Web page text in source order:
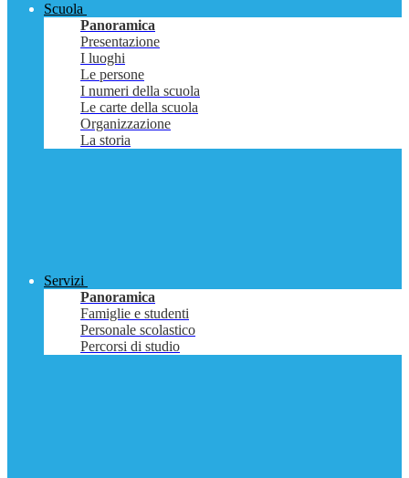
Scuola
Panoramica
Presentazione
I luoghi
Le persone
I numeri della scuola
Le carte della scuola
Organizzazione
La storia
Servizi
Panoramica
Famiglie e studenti
Personale scolastico
Percorsi di studio